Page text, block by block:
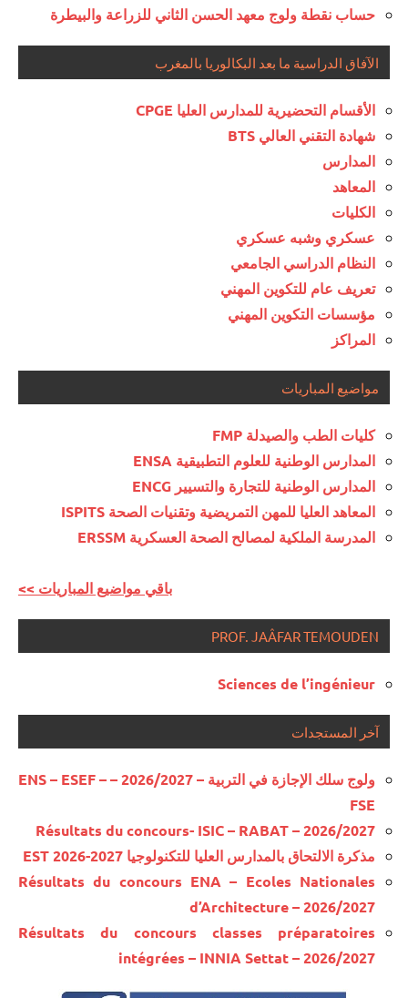
حساب نقطة ولوج معهد الحسن الثاني للزراعة والبيطرة
الآفاق الدراسية ما بعد البكالوريا بالمغرب
الأقسام التحضيرية للمدارس العليا CPGE
شهادة التقني العالي BTS
المدارس
المعاهد
الكليات
عسكري وشبه عسكري
النظام الدراسي الجامعي
تعريف عام للتكوين المهني
مؤسسات التكوين المهني
المراكز
مواضيع المباريات
كليات الطب والصيدلة FMP
المدارس الوطنية للعلوم التطبيقية ENSA
المدارس الوطنية للتجارة والتسيير ENCG
المعاهد العليا للمهن التمريضية وتقنيات الصحة ISPITS
المدرسة الملكية لمصالح الصحة العسكرية ERSSM
<< باقي مواضيع المباريات
PROF. JAÂFAR TEMOUDEN
Sciences de l’ingénieur
آخر المستجدات
ولوج سلك الإجازة في التربية – 2026/2027 – ENS – ESEF –
FSE
Résultats du concours- ISIC – RABAT – 2026/2027
مذكرة الالتحاق بالمدارس العليا للتكنولوجيا EST 2026-2027
Résultats du concours ENA – Ecoles Nationales
d’Architecture – 2026/2027
Résultats du concours classes préparatoires
intégrées – INNIA Settat – 2026/2027